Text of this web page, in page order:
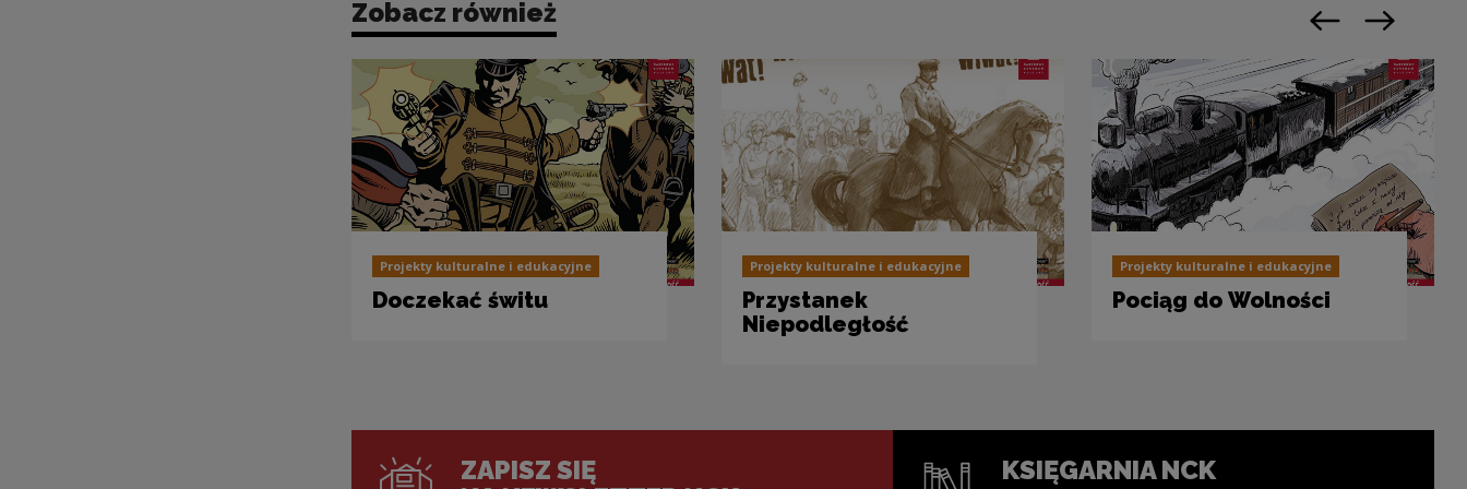
Zobacz również
Projekty kulturalne i edukacyjne
Doczekać świtu
Projekty kulturalne i edukacyjne
Przystanek
Niepodległość
Projekty kulturalne i edukacyjne
Pociąg do Wolności
Poprzedni slajd
Następny
ZAPISZ SIĘ
KSIĘGARNIA NCK